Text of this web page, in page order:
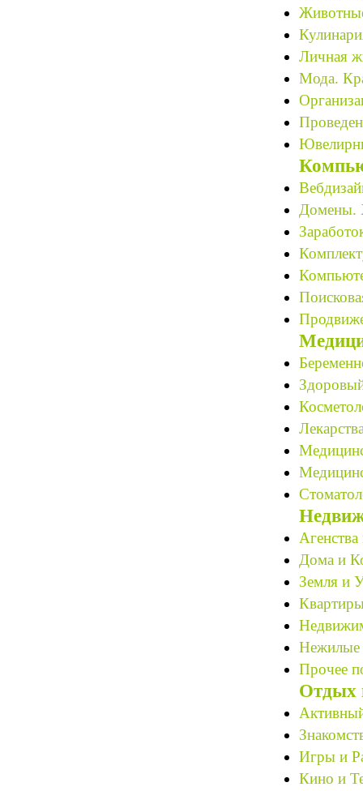
Личная
Мода.
Домены.
Дома и
Земля и
Нежилые
Прочее
Отдых
Игры и
Кино и